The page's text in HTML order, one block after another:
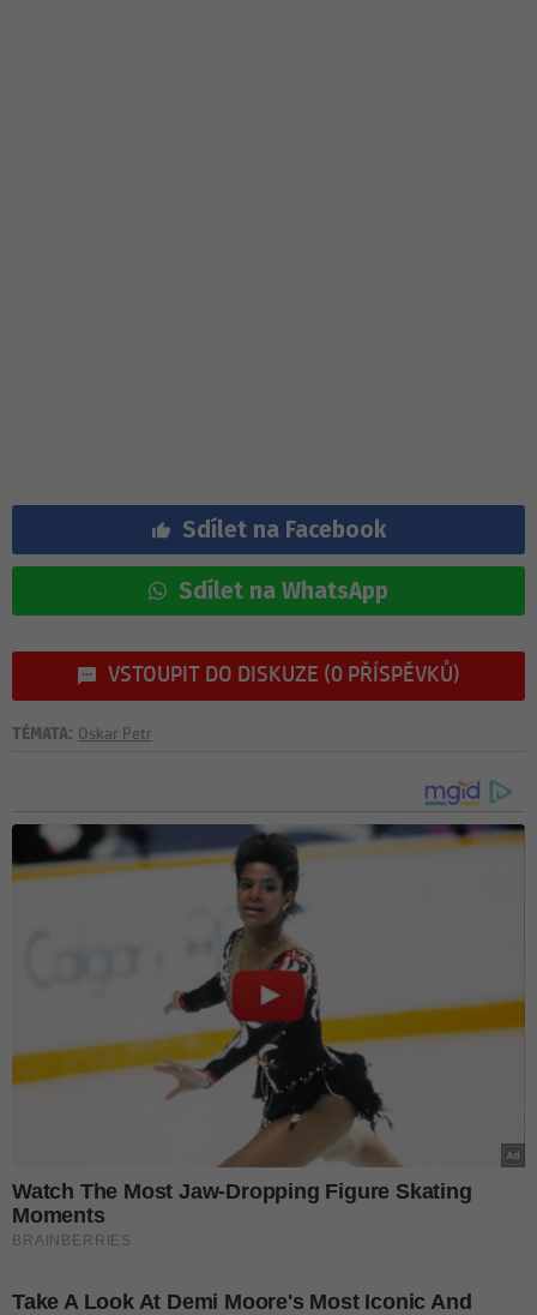
Sdílet na Facebook
Sdílet na WhatsApp
VSTOUPIT DO DISKUZE (0 PŘÍSPĚVKŮ)
TÉMATA: Oskar Petr